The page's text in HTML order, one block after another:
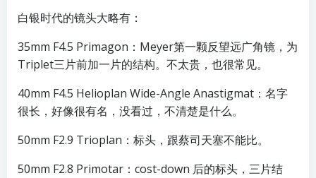
白银时代的镜头大略有：
35mm F4.5 Primagon：Meyer第一颗反望远广角镜，为
Triplet三片前加一片的结构。不太贵，也很常见。
40mm F4.5 Helioplan Wide-Angle Anastigmat：名字
很长，好像很有名，没看过，不清楚是什么。
50mm F2.9 Trioplan：标头，跟蔡司天塞不能比。
50mm F2.8 Primotar：cost-down 后的标头，三片结